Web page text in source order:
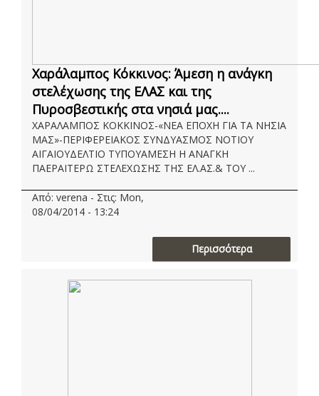
Χαράλαμπος Κόκκινος: Άμεση η ανάγκη
στελέχωσης της ΕΛΑΣ και της
Πυροσβεστικής στα νησιά μας....
ΧΑΡΑΛΑΜΠΟΣ ΚΟΚΚΙΝΟΣ-«ΝΕΑ ΕΠΟΧΗ ΓΙΑ ΤΑ ΝΗΣΙΑ
ΜΑΣ»-ΠΕΡΙΦΕΡΕΙΑΚΟΣ ΣΥΝΔΥΑΣΜΟΣ ΝΟΤΙΟΥ
ΑΙΓΑΙΟΥΔΕΛΤΙΟ ΤΥΠΟΥΑΜΕΣΗ Η ΑΝΑΓΚΗ
ΠΑΕΡΑΙΤΕΡΩ ΣΤΕΛΕΧΩΣΗΣ ΤΗΣ ΕΛ.ΑΣ.& ΤΟΥ ...
Από: verena - Στις: Mon,
08/04/2014 - 13:24
Περισσότερα